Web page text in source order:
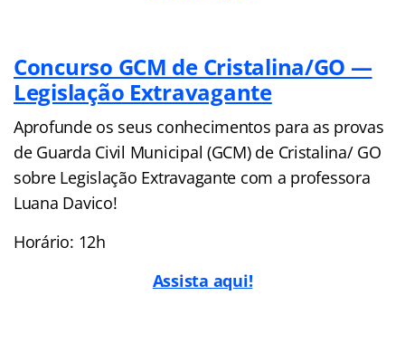
Concurso GCM de Cristalina/GO —
Legislação Extravagante
Aprofunde os seus conhecimentos para as provas
de Guarda Civil Municipal (GCM) de Cristalina/ GO
sobre Legislação Extravagante com a professora
Luana Davico!
Horário: 12h
Assista aqui!